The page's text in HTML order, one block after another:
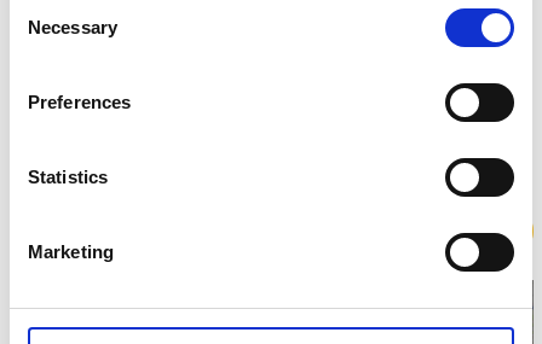
Selection
Necessary
Preferences
Statistics
Marketing
44130 Alingsås
Telefon:032212727